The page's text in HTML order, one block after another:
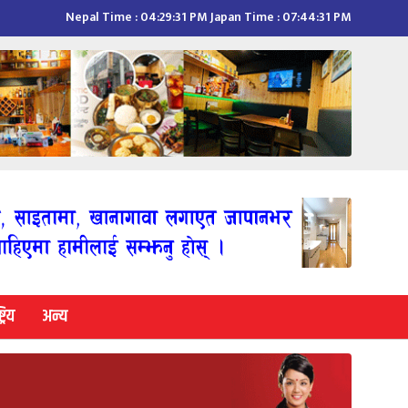
Nepal Time :04:29:32 PMJapan Time :07:44:32 PM
अन्य